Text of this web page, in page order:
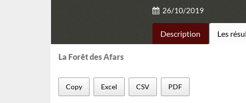
26/10/2019
Description Les
La Forêt des Afars
Copy Excel CSV PDF